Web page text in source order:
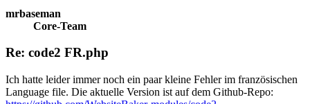
mrbaseman
Core-Team
Re: code2 FR.php
Ich hatte leider immer noch ein paar kleine Fehler im französischen
Language file. Die aktuelle Version ist auf dem Github-Repo: